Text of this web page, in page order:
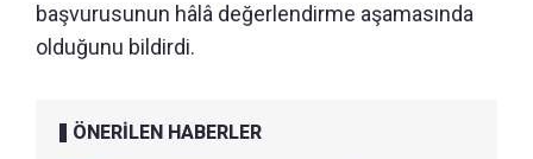
başvurusunun hâlâ değerlendirme aşamasında
olduğunu bildirdi.
ÖNERİLEN HABERLER